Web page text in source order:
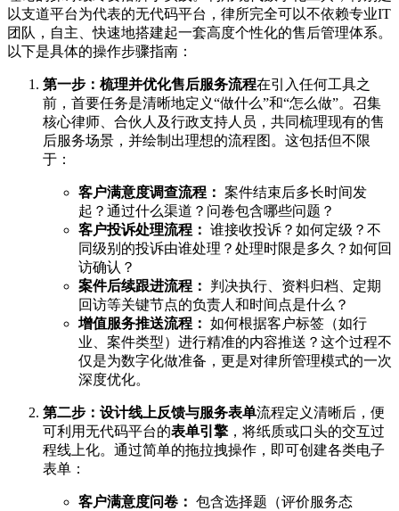
以支道平台为代表的无代码平台，律所完全可以不依赖专业IT
团队，自主、快速地搭建起一套高度个性化的售后管理体系。
以下是具体的操作步骤指南：
第一步：梳理并优化售后服务流程在引入任何工具之
前，首要任务是清晰地定义“做什么”和“怎么做”。召集
核心律师、合伙人及行政支持人员，共同梳理现有的售
后服务场景，并绘制出理想的流程图。这包括但不限
于：
客户满意度调查流程： 案件结束后多长时间发
起？通过什么渠道？问卷包含哪些问题？
客户投诉处理流程： 谁接收投诉？如何定级？不
同级别的投诉由谁处理？处理时限是多久？如何回
访确认？
案件后续跟进流程：
判决执行、资料归档、定期
回访等关键节点的负责人和时间点是什么？
增值服务推送流程： 如何根据客户标签（如行
业、案件类型）进行精准的内容推送？这个过程不
仅是为数字化做准备，更是对律所管理模式的一次
深度优化。
第二步：设计线上反馈与服务表单流程定义清晰后，便
可利用无代码平台的表单引擎 ，将纸质或口头的交互过
程线上化。通过简单的拖拉拽操作，即可创建各类电子
表单：
客户满意度问卷： 包含选择题（评价服务态